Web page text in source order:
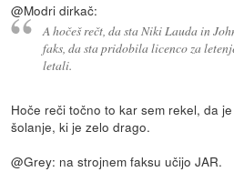
@Modri dirkač:
A hočeš rečt, da sta Niki Lauda in
faks, da sta pridobila licenco za
letali.
Hoče reči točno to kar sem rekel, da
šolanje, ki je zelo drago.
@Grey: na strojnem faksu učijo JAR.